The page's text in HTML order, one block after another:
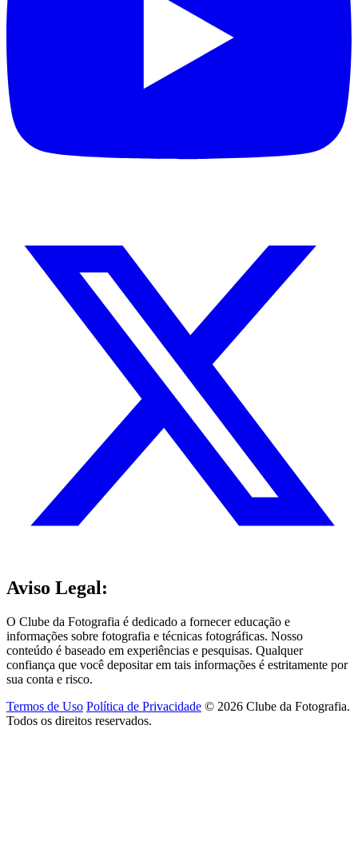
Aviso Legal:
O Clube da Fotografia é dedicado a fornecer educação e
informações sobre fotografia e técnicas fotográficas. Nosso
conteúdo é baseado em experiências e pesquisas. Qualquer
confiança que você depositar em tais informações é estritamente por
sua conta e risco.
Termos de Uso Política de Privacidade © 2026 Clube da Fotografia.
Todos os direitos reservados.